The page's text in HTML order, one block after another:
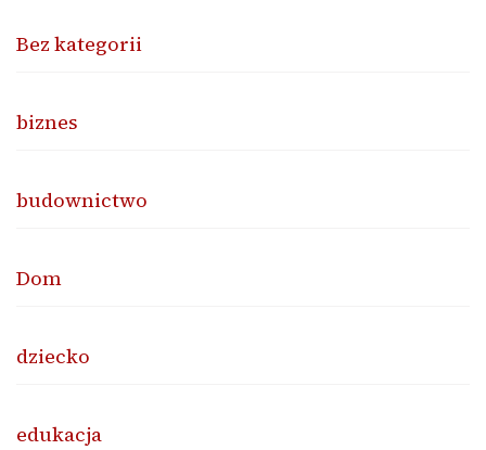
Bez kategorii
biznes
budownictwo
Dom
dziecko
edukacja